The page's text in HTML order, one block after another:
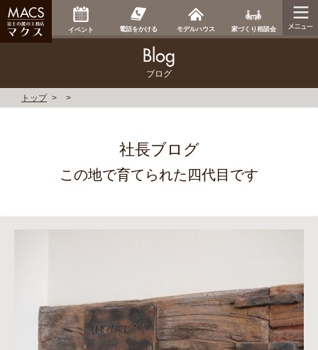
イベント 電話をかける モデルハウス 家づくり相談会
ブログ
トップ
社長ブログ
この地で育てられた四代目です